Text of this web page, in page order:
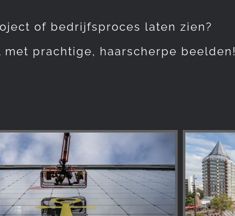
of bedrijfsproces laten zien?
met prachtige, haarscherpe beelden!